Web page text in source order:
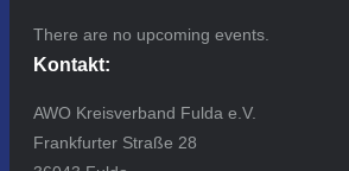
There are no upcoming events.
Kontakt:
AWO Kreisverband Fulda e.V.
Frankfurter Straße 28